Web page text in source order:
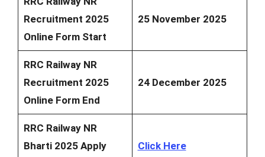
Recruitment 2025
Online Form Start
25 November 2025
RRC Railway NR
Recruitment 2025
Online Form End
24 December 2025
RRC Railway NR
Bharti 2025 Apply
Click Here